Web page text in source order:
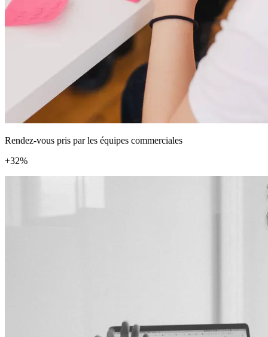
Rendez-vous pris par les équipes commerciales
+32%